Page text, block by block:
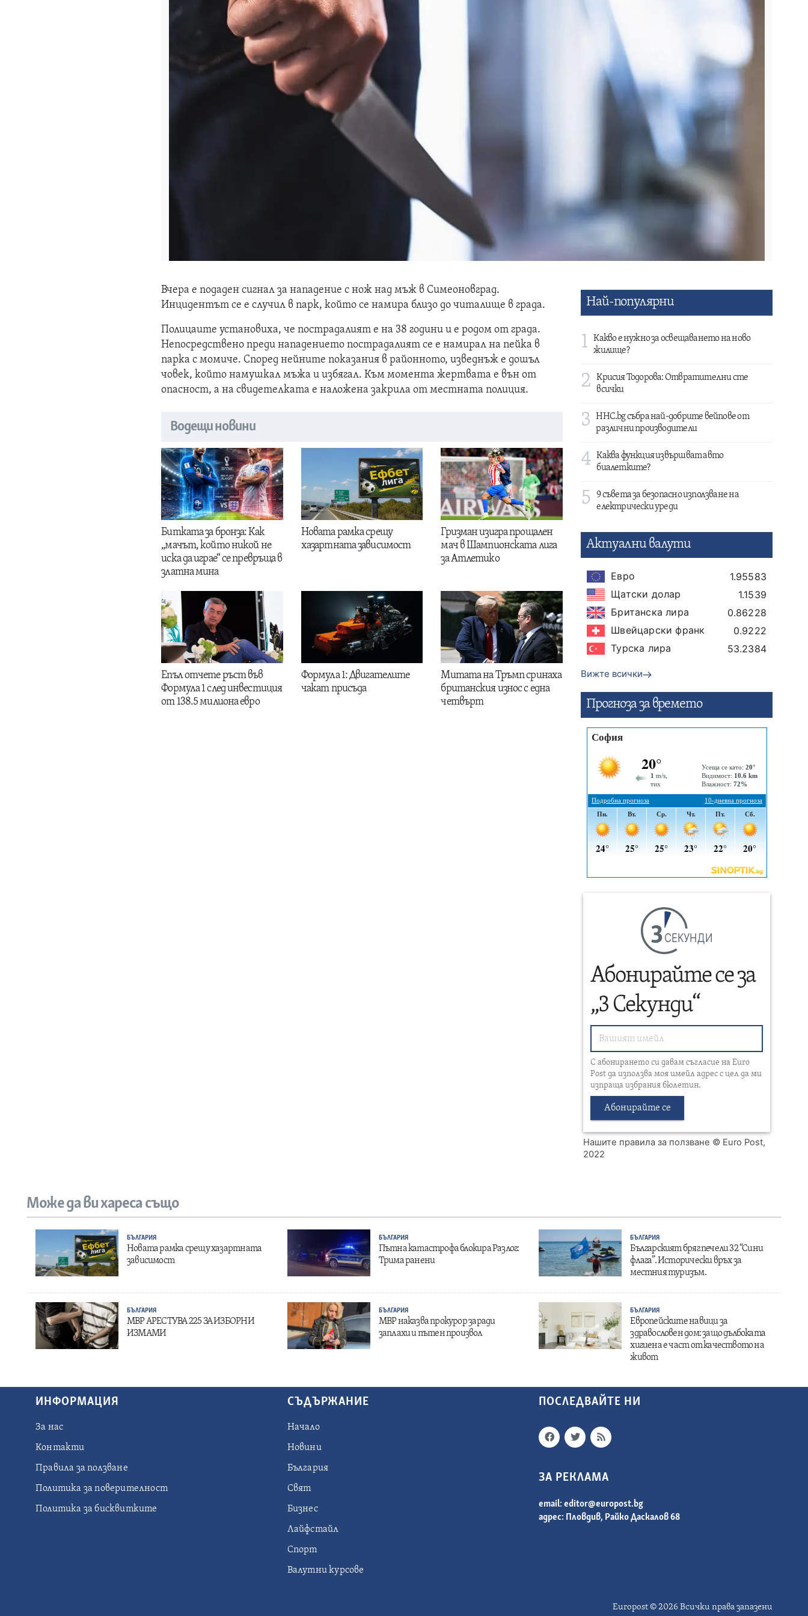
Вчера е подаден сигнал за нападение с нож над мъж в Симеоновград.
Инцидентът се е случил в парк, който се намира близо до читалище в града.
Полицаите установиха, че пострадалият е на 38 години и е родом от града.
Непосредствено преди нападението пострадалият се е намирал на пейка в
парка с момиче. Според нейните показания в районното, изведнъж е дошъл
човек, който намушкал мъжа и избягал. Към момента жертвата е вън от
опасност, а на свидетелката е наложена закрила от местната полиция.
Водещи новини
Битката за бронза: Как
„мачът, който никой не
иска да играе“ се превръща в
златна мина
Новата рамка срещу
хазартната зависимост
Гризман изигра прощален
мач в Шампионската лига
за Атлетико
Епъл отчете ръст във
Формула 1 след инвестиция
от 138.5 милиона евро
Формула 1: Двигателите
чакат присъда
Митата на Тръмп сринаха
британския износ с една
четвърт
Най-популярни
1
Какво е нужно за освещаването на ново
жилище?
2
Крисия Тодорова: Отвратителни сте
всички
3
HHC.bg събра най-добрите вейпове от
различни производители
4 Каква функция извършват авто
биалетките?
5
9 съвета за безопасно използване на
електрически уреди
Актуални валути
Евро
1.95583
Щатски долар
1.1539
Британска лира
0.86228
Швейцарски франк
0.9222
Турска лира
53.2384
Вижте всички
Прогнозa за времето
СЕКУНДИ
Абонирайте се за
„3 Секунди“
С абонирането си давам съгласие на Euro
Post да използва моя имейл адрес с цел да ми
изпраща избрания бюлетин.
Абонирайте се
Нашите правила за ползване © Euro Post,
2022
Може да ви хареса също
БЪЛГАРИЯ
Новата рамка срещу хазартната
зависимост
БЪЛГАРИЯ
Пътна катастрофа блокира Разлог:
Трима ранени
БЪЛГАРИЯ
Българският бряг печели 32 “Сини
флага”. Исторически връх за
местния туризъм.
БЪЛГАРИЯ
МВР АРЕСТУВА 225 ЗА ИЗБОРНИ
ИЗМАМИ
БЪЛГАРИЯ
МВР наказва прокурор заради
заплахи и пътен произвол
БЪЛГАРИЯ
Европейските навици за
здравословен дом: защо дълбоката
хигиена е част от качеството на
живот
ИНФОРМАЦИЯ
За нас
Контакти
Правила за ползване
Политика за поверителност
Политика за бисквитките
СЪДЪРЖАНИЕ
Начало
Новини
България
Свят
Бизнес
Лайфстайл
Спорт
Валутни курсове
ПОСЛЕДВАЙТЕ НИ
ЗА РЕКЛАМА
email:editor@europost.bg
адрес: Пловдив, Райко Даскалов 68
Europost © 2026 Всички права запазени